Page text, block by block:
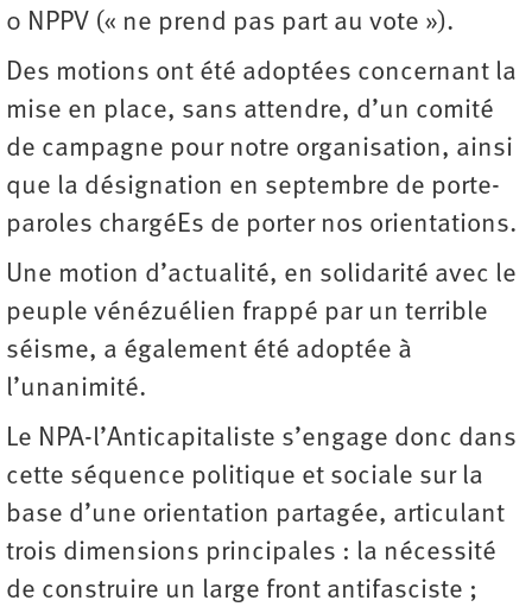
0 NPPV (« ne prend pas part au vote »).
Des motions ont été adoptées concernant la
mise en place, sans attendre, d’un comité
de campagne pour notre organisation, ainsi
que la désignation en septembre de porte-
paroles chargéEs de porter nos orientations.
Une motion d’actualité, en solidarité avec le
peuple vénézuélien frappé par un terrible
séisme, a également été adoptée à
l’unanimité.
Le NPA-l’Anticapitaliste s’engage donc dans
cette séquence politique et sociale sur la
base d’une orientation partagée, articulant
trois dimensions principales : la nécessité
de construire un large front antifasciste ;